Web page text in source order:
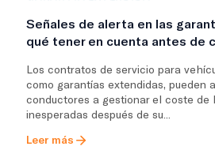
Señales de alerta en las
qué tener en cuenta antes de
Los contratos de servicio para
como garantías extendidas, pueden
conductores a gestionar el coste de
inesperadas después de su...
Leer más